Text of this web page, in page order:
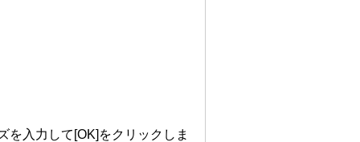
を入力して[OK]をクリックしま